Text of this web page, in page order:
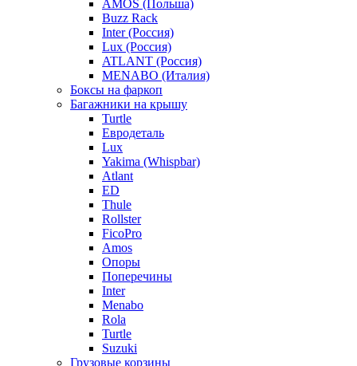
AMOS (Польша)
Buzz Rack
Inter (Россия)
Lux (Россия)
ATLANT (Россия)
MENABO (Италия)
Боксы на фаркоп
Багажники на крышу
Turtle
Евродеталь
Lux
Yakima (Whispbar)
Atlant
ED
Thule
Rollster
FicoPro
Amos
Опоры
Поперечины
Inter
Menabo
Rola
Turtle
Suzuki
Грузовые корзины